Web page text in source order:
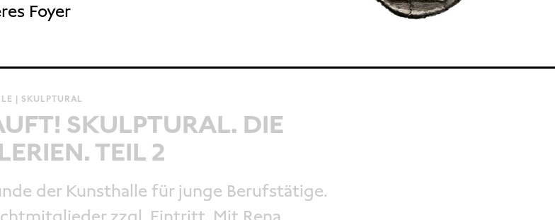
Foyer
| SKULPTURAL
SKULPTURAL. DIE
TEIL 2
der Kunsthalle für junge Berufstätige.